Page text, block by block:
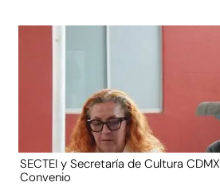
SECTEI y Secretaría de Cultura
Convenio